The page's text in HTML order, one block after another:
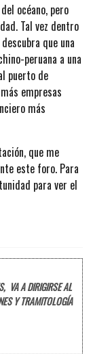
océano, pero
Tal vez dentro
que una
peruana a una
puerto de
empresas
más
que me
este foro. Para
para ver el
VA A DIRIGIRSE AL
Y TRAMITOLOGÍA